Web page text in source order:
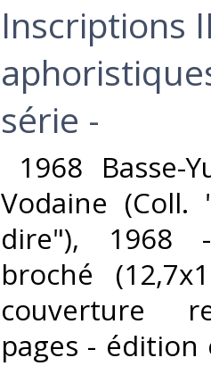
‎Inscriptions
série -‎
1968 Basse-
Vodaine (Coll.
dire"), 1968
broché
couverture
pages -